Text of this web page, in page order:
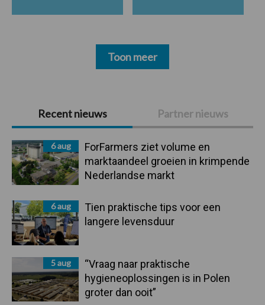
Primaire
Sidebar
Recent nieuws Partner nieuws
6 aug
ForFarmers ziet volume en
marktaandeel groeien in krimpende
Nederlandse markt
6 aug
Tien praktische tips voor een
langere levensduur
5 aug
“Vraag naar praktische
hygieneoplossingen is in Polen
groter dan ooit”
Toon meer